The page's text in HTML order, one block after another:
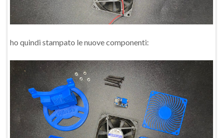
ho quindi stampato le nuove componenti: